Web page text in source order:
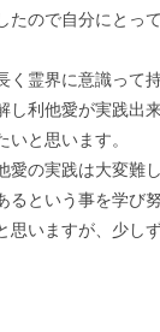
たので自分にとっ
く霊界に意識って
し利他愛が実践出
と思います。
の実践は大変難
るという事を学び
思いますが、少し